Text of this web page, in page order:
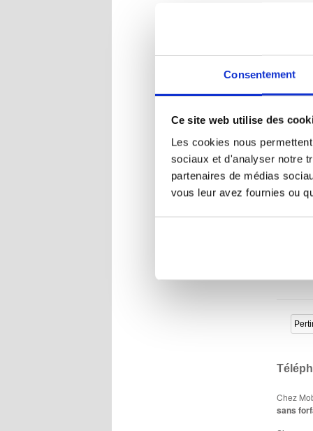
Consentement
Ce site web utilise des
Les cookies nous
sociaux et d'analyser notre
partenaires de médias
vous leur avez fournies ou
Chez
sans